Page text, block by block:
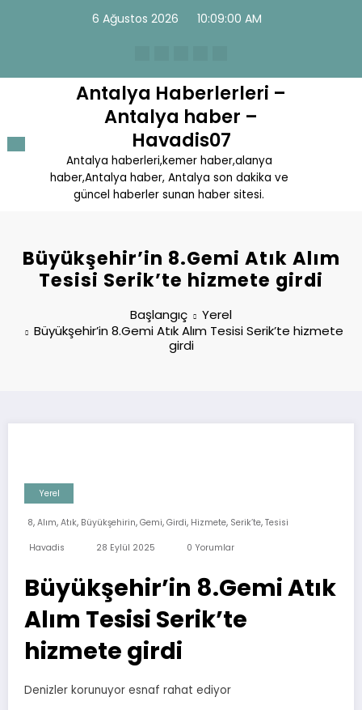
6 Ağustos 2026 10:09:01 AM
Antalya Haberlerleri –
Antalya haber –
Havadis07
Antalya haberleri,kemer haber,alanya
haber,Antalya haber, Antalya son dakika ve
güncel haberler sunan haber sitesi.
Büyükşehir’in 8.Gemi Atık Alım
Tesisi Serik’te hizmete girdi
Başlangıç
Yerel
Büyükşehir’in 8.Gemi Atık Alım Tesisi Serik’te hizmete
girdi
Yerel
8, Alım, Atık, Büyükşehirin, Gemi, Girdi, Hizmete, Serik’te, Tesisi
Havadis 28 Eylül 2025 0 Yorumlar
Büyükşehir’in 8.Gemi Atık
Alım Tesisi Serik’te
hizmete girdi
Denizler korunuyor esnaf rahat ediyor